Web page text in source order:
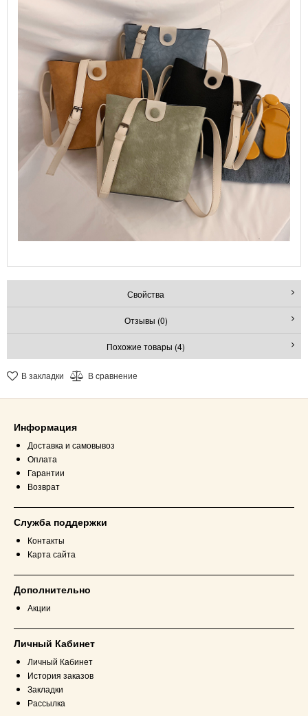
Свойства
Отзывы (0)
Похожие товары (4)
В закладки В сравнение
Информация
Доставка и самовывоз
Оплата
Гарантии
Возврат
Служба поддержки
Контакты
Карта сайта
Дополнительно
Акции
Личный Кабинет
Личный Кабинет
История заказов
Закладки
Рассылка